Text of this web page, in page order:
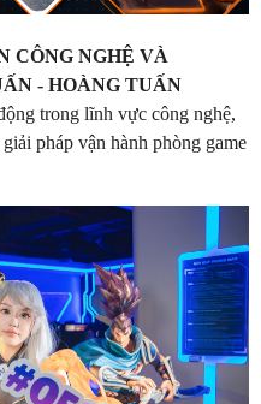
CÔNG NGHỆ VÀ
- HOÀNG TUẤN
trong lĩnh vực công nghệ,
pháp vận hành phòng game